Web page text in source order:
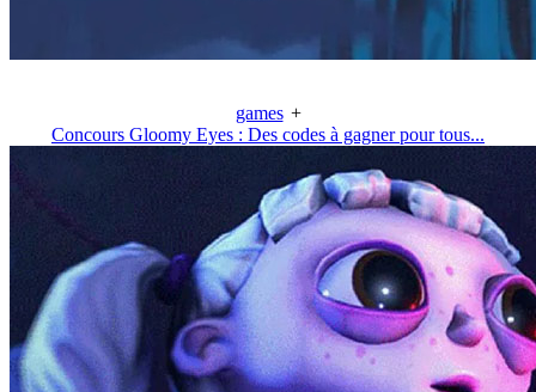
games +
Concours Gloomy Eyes : Des codes à gagner pour tous...